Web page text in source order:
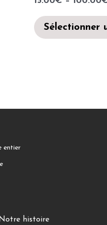
Sélectionner
entier
Notre histoire